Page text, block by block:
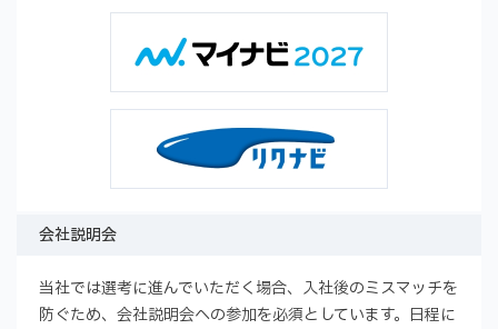
会社説明会
当社では選考に進んでいただく場合、入社後のミスマッチを
防ぐため、会社説明会への参加を必須としています。日程に